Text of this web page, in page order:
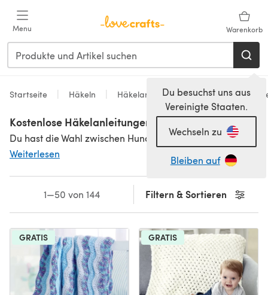
Menu Warenkorb
Du besuchst uns aus
Vereinigte Staaten.
Wechseln zu
Bleiben auf
Startseite Häkeln Häkelanleitungen Kostenlose
Kostenlose Häkelanleitungen für Babydecken
Weiterlesen
Filtern & Sortieren
1—50 von 144
GRATIS GRATIS